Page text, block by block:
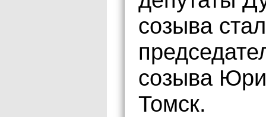
созыва
созыва
Томск.